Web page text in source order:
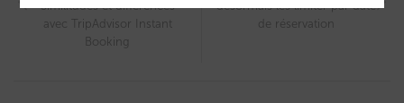
Similitudes et différences
avec TripAdvisor Instant
Booking
désormais les limiter par date
de réservation